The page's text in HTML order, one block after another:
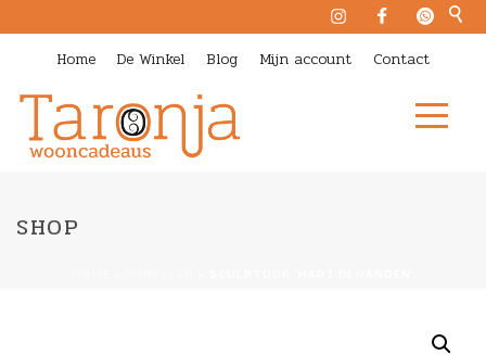
Home De Winkel Blog Mijn account Contact
SHOP